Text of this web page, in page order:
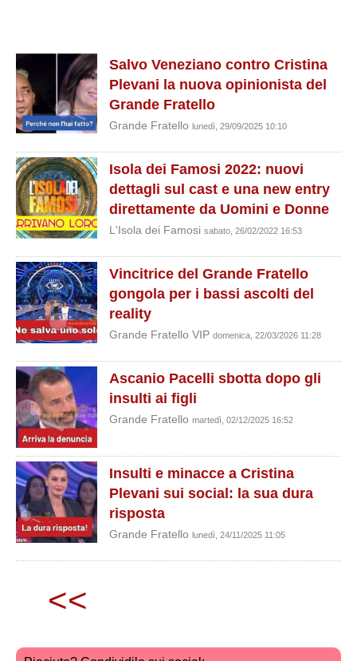
Salvo Veneziano contro Cristina
Plevani la nuova opinionista del
Grande Fratello
Grande Fratello lunedì, 29/09/2025 10:10
Isola dei Famosi 2022: nuovi
dettagli sul cast e una new entry
direttamente da Uomini e Donne
L'Isola dei Famosi sabato, 26/02/2022 16:53
Vincitrice del Grande Fratello
gongola per i bassi ascolti del
reality
Grande Fratello VIP domenica, 22/03/2026 11:28
Ascanio Pacelli sbotta dopo gli
insulti ai figli
Grande Fratello martedì, 02/12/2025 16:52
Insulti e minacce a Cristina
Plevani sui social: la sua dura
risposta
Grande Fratello lunedì, 24/11/2025 11:05
<<